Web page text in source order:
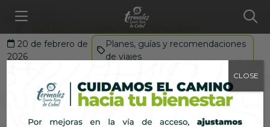
Guía para tu próximo viaje al Eje Cafetero
20 de febrero de
2026
Planes, guías y recomendaciones
de viajes
Guía para tu próximo viaje
al Eje Cafetero
CLOSE